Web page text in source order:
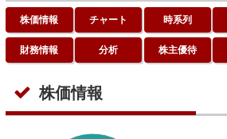
株価情報 チャート 時系列
財務情報 分析 株主優待
株価情報